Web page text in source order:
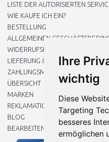
Ihre
wichtig
Diese
Targeting
besseres
ermöglichen
LISTE DER AUTORISIERTEN
WIE KAUFE ICH EIN?
BESTELLUNG
ALLGEMEINEN
WIDERRUFSRECHT
LIEFERUNG & ZAHLUNG
ZAHLUNGSMETHODEN
ÜBERSICHT
MARKEN
REKLAMATIONEN UND RETOUREN
BLOG
BEARBEITEN SIE MEINE COOKIE-